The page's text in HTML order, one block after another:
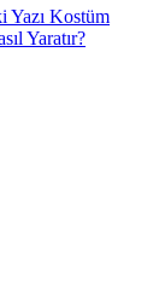
Yazı Kostüm
Yaratır?